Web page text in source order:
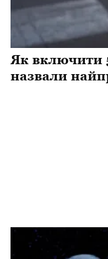
Як включити
назвали